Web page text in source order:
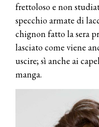
frettoloso e non
specchio armate di
chignon fatto la sera
lasciato come viene
uscire; sì anche ai
manga.